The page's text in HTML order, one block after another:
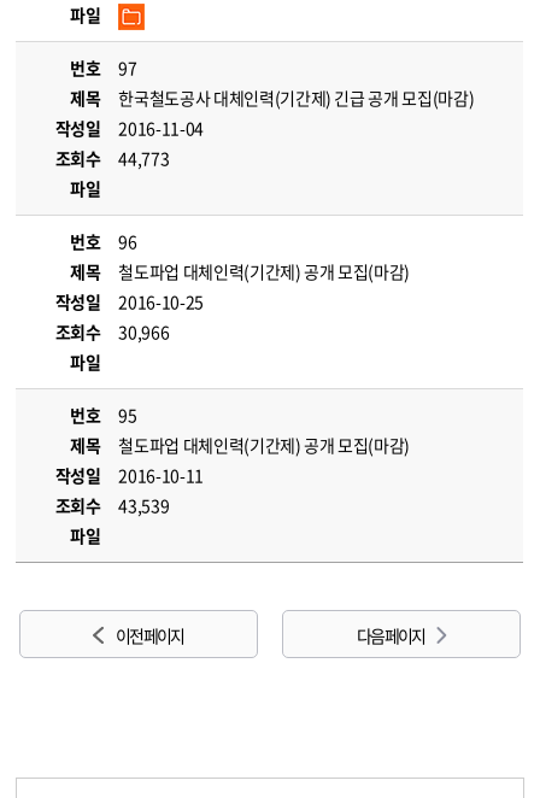
파일
번호
97
제목
한국철도공사 대체인력(기간제) 긴급 공개 모집(마감)
작성일
2016-11-04
조회수
44,773
파일
번호
96
제목
철도파업 대체인력(기간제) 공개 모집(마감)
작성일
2016-10-25
조회수
30,966
파일
번호
95
제목
철도파업 대체인력(기간제) 공개 모집(마감)
작성일
2016-10-11
조회수
43,539
파일
이전 페이지 다음 페이지